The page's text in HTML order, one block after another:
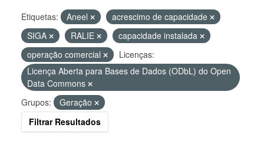
Etiquetas: Aneel
acrescimo de capacidade
SIGA
RALIE
capacidade instalada
operação comercial
Licenças:
Licença Aberta para Bases de Dados (ODbL) do Open
Data Commons
Grupos:
Geração
Filtrar Resultados